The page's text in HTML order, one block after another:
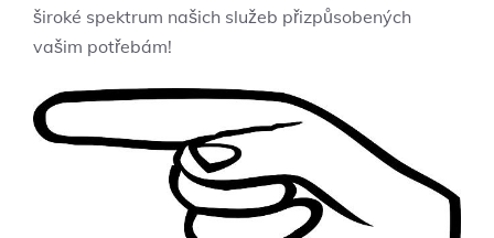
široké spektrum našich služeb přizpůsobených
vašim potřebám!